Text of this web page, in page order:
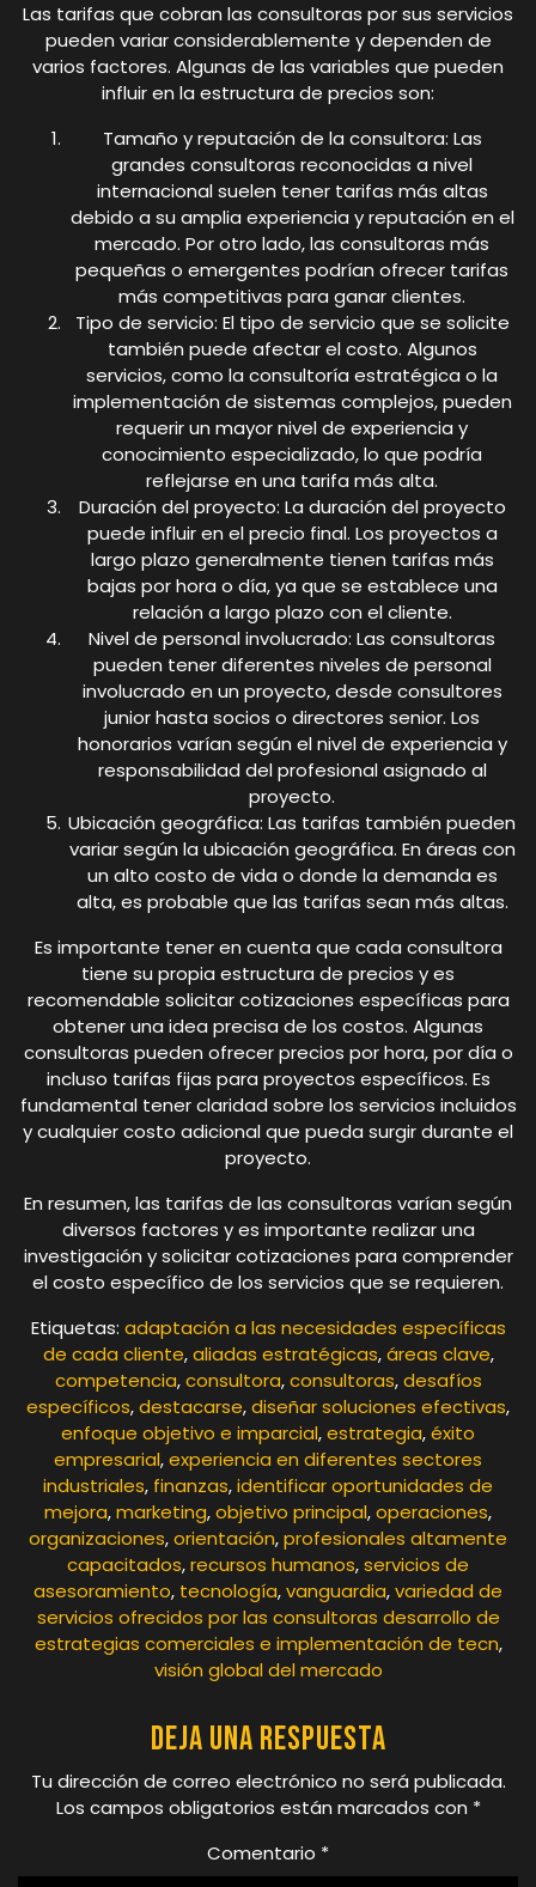
Las tarifas que cobran las consultoras por sus servicios
pueden variar considerablemente y dependen de
varios factores. Algunas de las variables que pueden
influir en la estructura de precios son:
Tamaño y reputación de la consultora: Las
grandes consultoras reconocidas a nivel
internacional suelen tener tarifas más altas
debido a su amplia experiencia y reputación en el
mercado. Por otro lado, las consultoras más
pequeñas o emergentes podrían ofrecer tarifas
más competitivas para ganar clientes.
Tipo de servicio: El tipo de servicio que se solicite
también puede afectar el costo. Algunos
servicios, como la consultoría estratégica o la
implementación de sistemas complejos, pueden
requerir un mayor nivel de experiencia y
conocimiento especializado, lo que podría
reflejarse en una tarifa más alta.
Duración del proyecto: La duración del proyecto
puede influir en el precio final. Los proyectos a
largo plazo generalmente tienen tarifas más
bajas por hora o día, ya que se establece una
relación a largo plazo con el cliente.
Nivel de personal involucrado: Las consultoras
pueden tener diferentes niveles de personal
involucrado en un proyecto, desde consultores
junior hasta socios o directores senior. Los
honorarios varían según el nivel de experiencia y
responsabilidad del profesional asignado al
proyecto.
Ubicación geográfica: Las tarifas también pueden
variar según la ubicación geográfica. En áreas con
un alto costo de vida o donde la demanda es
alta, es probable que las tarifas sean más altas.
Es importante tener en cuenta que cada consultora
tiene su propia estructura de precios y es
recomendable solicitar cotizaciones específicas para
obtener una idea precisa de los costos. Algunas
consultoras pueden ofrecer precios por hora, por día o
incluso tarifas fijas para proyectos específicos. Es
fundamental tener claridad sobre los servicios incluidos
y cualquier costo adicional que pueda surgir durante el
proyecto.
En resumen, las tarifas de las consultoras varían según
diversos factores y es importante realizar una
investigación y solicitar cotizaciones para comprender
el costo específico de los servicios que se requieren.
Etiquetas: adaptación a las necesidades específicas
de cada cliente,aliadas estratégicas,áreas clave,
competencia,consultora,consultoras,desafíos
específicos,destacarse,diseñar soluciones efectivas,
enfoque objetivo e imparcial,estrategia,éxito
empresarial,experiencia en diferentes sectores
industriales, finanzas,identificar oportunidades de
mejora,marketing,objetivo principal,operaciones,
organizaciones,orientación,profesionales altamente
capacitados,recursos humanos,servicios de
asesoramiento, tecnología,vanguardia,variedad de
servicios ofrecidos por las consultoras desarrollo de
estrategias comerciales e implementación de tecn,
visión global del mercado
Deja una respuesta
Tu dirección de correo electrónico no será publicada.
Los campos obligatorios están marcados con *
Comentario *